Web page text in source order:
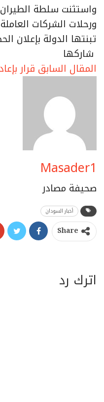
واستثنت سلطة الطيران
ورحلات الشركات
تبنتها الدولة بإعلان
‫‫ شاركها‬
قرار
Masader1
صحيفة مصادر
أخبار السودان
Share
اترك رد